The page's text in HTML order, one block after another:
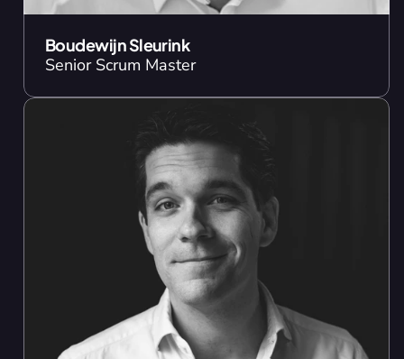
Boudewijn Sleurink
Senior Scrum Master